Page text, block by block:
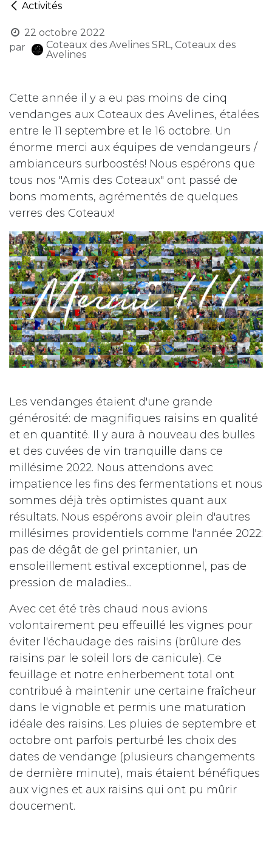
Activités
22 octobre 2022
par
Coteaux des Avelines SRL, Coteaux des
Avelines
Cette année il y a eu pas moins de cinq
vendanges aux Coteaux des Avelines, étalées
entre le 11 septembre et le 16 octobre. ​Un
énorme merci aux équipes de vendangeurs /
ambianceurs surboostés! Nous espérons que
tous nos "Amis des Coteaux" ont passé de
bons moments, agrémentés de quelques
verres des Coteaux!
Les vendanges étaient d'une grande
générosité: de magnifiques raisins en qualité
et en quantité. Il y aura à nouveau des bulles
et des cuvées de vin tranquille dans ce
millésime 2022. Nous attendons avec
impatience les fins des fermentations et nous
sommes déjà très optimistes quant aux
résultats. Nous espérons avoir plein d'autres
millésimes providentiels comme l'année 2022:
pas de dégât de gel printanier, un
ensoleillement estival exceptionnel, pas de
pression de maladies... ​
Avec cet été très chaud nous avions
volontairement peu effeuillé les vignes pour
éviter l'échaudage des raisins (brûlure des
raisins par le soleil lors de canicule). Ce
feuillage et notre enherbement total ont
contribué à maintenir une certaine fraîcheur
dans le vignoble et permis une maturation
idéale des raisins. Les pluies de septembre et
octobre ont parfois perturbé les choix des
dates de vendange (plusieurs changements
de dernière minute), mais étaient bénéfiques
aux vignes et aux raisins qui ont pu mûrir
doucement.